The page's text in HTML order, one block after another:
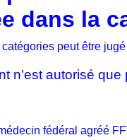
dans la
peut être
n’est autorisé
fédéral agréé